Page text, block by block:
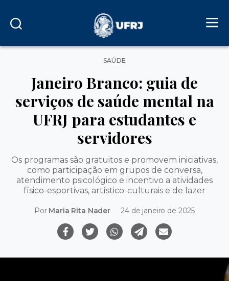
Categorias
SAÚDE
Janeiro Branco: guia de
serviços de saúde mental na
UFRJ para estudantes e
servidores
Os programas são gratuitos e promovem iniciativas,
como participação em grupos de conversa,
atendimento psicológico e incentivo a atividades
físico-esportivas, artístico-culturais e de lazer
Por Maria Rita Nader 24 de janeiro de 2025